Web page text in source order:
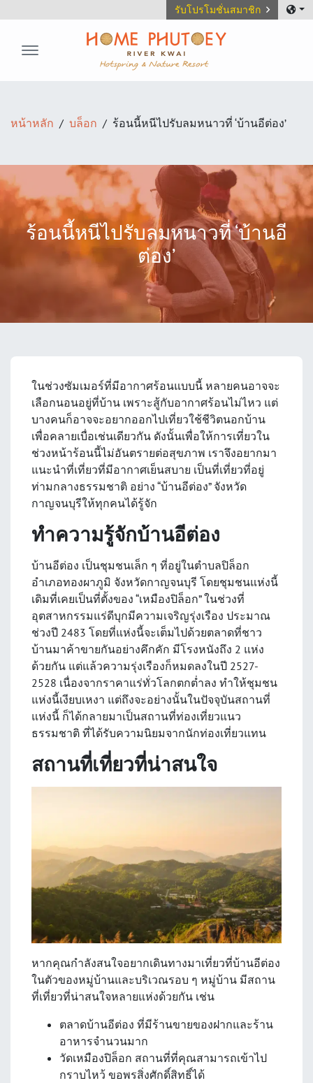
รับโปรโมชั่นสมาชิก
หน้าหลัก บล็อก ร้อนนี้หนีไปรับลมหนาวที่ ‘บ้านอีต่อง’
ร้อนนี้หนีไปรับลมหนาวที่ ‘บ้านอี
ต่อง’
ในช่วงซัมเมอร์ที่มีอากาศร้อนแบบนี้ หลายคนอาจจะ
เลือกนอนอยู่ที่บ้าน เพราะสู้กับอากาศร้อนไม่ไหว แต่
บางคนก็อาจจะอยากออกไปเที่ยวใช้ชีวิตนอกบ้าน
เพื่อคลายเบื่อเช่นเดียวกัน ดังนั้นเพื่อให้การเที่ยวใน
ช่วงหน้าร้อนนี้ไม่อันตรายต่อสุขภาพ เราจึงอยากมา
แนะนำที่เที่ยวที่มีอากาศเย็นสบาย เป็นที่เที่ยวที่อยู่
ท่ามกลางธรรมชาติ อย่าง “บ้านอีต่อง” จังหวัด
กาญจนบุรีให้ทุกคนได้รู้จัก
ทำความรู้จักบ้านอีต่อง
บ้านอีต่อง เป็นชุมชนเล็ก ๆ ที่อยู่ในตำบลปิล็อก
อำเภอทองผาภูมิ จังหวัดกาญจนบุรี โดยชุมชนแห่งนี้
เดิมที่เคยเป็นที่ตั้งของ “เหมืองปิล็อก” ในช่วงที่
อุตสาหกรรมแร่ดีบุกมีความเจริญรุ่งเรือง ประมาณ
ช่วงปี 2483 โดยที่แห่งนี้จะเต็มไปด้วยตลาดที่ชาว
บ้านมาค้าขายกันอย่างคึกคัก มีโรงหนังถึง 2 แห่ง
ด้วยกัน แต่แล้วความรุ่งเรืองก็หมดลงในปี 2527-
2528 เนื่องจากราคาแร่ทั่วโลกตกต่ำลง ทำให้ชุมชน
แห่งนี้เงียบเหงา แต่ถึงจะอย่างนั้นในปัจจุบันสถานที่
แห่งนี้ ก็ได้กลายมาเป็นสถานที่ท่องเที่ยวแนว
ธรรมชาติ ที่ได้รับความนิยมจากนักท่องเที่ยวแทน
สถานที่เที่ยวที่น่าสนใจ
หากคุณกำลังสนใจอยากเดินทางมาเที่ยวที่บ้านอีต่อง
ในตัวของหมู่บ้านและบริเวณรอบ ๆ หมู่บ้าน มีสถาน
ที่เที่ยวที่น่าสนใจหลายแห่งด้วยกัน เช่น
ตลาดบ้านอีต่อง ที่มีร้านขายของฝากและร้าน
อาหารจำนวนมาก
วัดเหมืองปิล็อก สถานที่ที่คุณสามารถเข้าไป
กราบไหว้ ขอพรสิ่งศักดิ์สิทธิ์ได้